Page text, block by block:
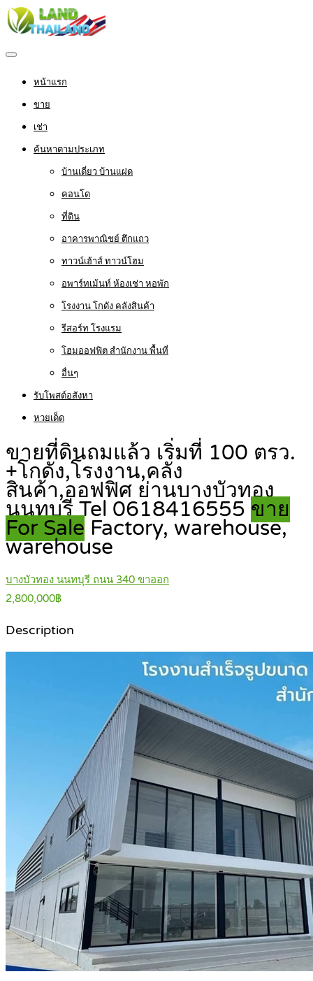
หน้าแรก
ขาย
เช่า
ค้นหาตามประเภท
บ้านเดี่ยว บ้านแฝด
คอนโด
ที่ดิน
อาคารพาณิชย์ ตึกแถว
ทาวน์เฮ้าส์ ทาวน์โฮม
อพาร์ทเม้นท์ ห้องเช่า หอพัก
โรงงาน โกดัง คลังสินค้า
รีสอร์ท โรงแรม
โฮมออฟฟิต สำนักงาน พื้นที่
อื่นๆ
รับโพสต์อสังหา
หวยเด็ด
ขายที่ดินถมแล้ว เริ่มที่ 100 ตรว.
+โกดัง,โรงงาน,คลัง
สินค้า,ออฟฟิศ ย่านบางบัวทอง
นนทบุรี Tel 0618416555 ขาย
For Sale Factory, warehouse,
warehouse
บางบัวทอง นนทบุรี ถนน 340 ขาออก
2,800,000฿
Description